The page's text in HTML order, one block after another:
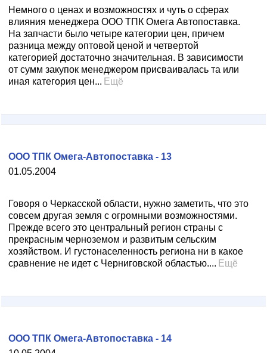
Немного о ценах и возможностях и чуть о сферах
влияния менеджера ООО ТПК Омега Автопоставка.
На запчасти было четыре категории цен, причем
разница между оптовой ценой и четвертой
категорией достаточно значительная. В зависимости
от сумм закупок менеджером присваивалась та или
иная категория цен... Ещё
01.05.2004
ООО ТПК Омега-Автопоставка - 13
Говоря о Черкасской области, нужно заметить, что это
совсем другая земля с огромными возможностями.
Прежде всего это центральный регион страны с
прекрасным черноземом и развитым сельским
хозяйством. И густонаселенность региона ни в какое
сравнение не идет с Черниговской областью.... Ещё
ООО ТПК Омега-Автопоставка - 14